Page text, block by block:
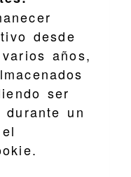
desde
años,
ser
un